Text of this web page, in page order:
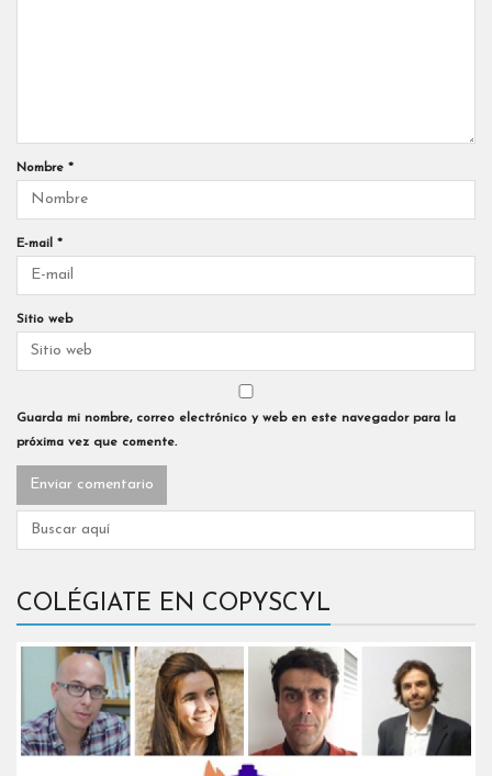
Nombre *
E-mail *
Sitio web
Guarda mi nombre, correo electrónico y web en este navegador para la
próxima vez que comente.
COLÉGIATE EN COPYSCYL